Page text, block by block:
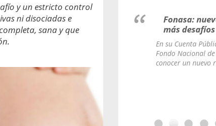
y un estricto control
ni disociadas e
sana y que
será urgente la
bucal?
nadie muere de caries ni de
Fonasa:
más desafíos
En su Cuenta
Fondo Nacional
conocer un nuevo